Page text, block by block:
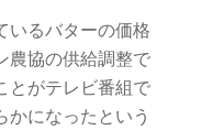
いるバターの価格
農協の供給調整で
とがテレビ番組で
になったという